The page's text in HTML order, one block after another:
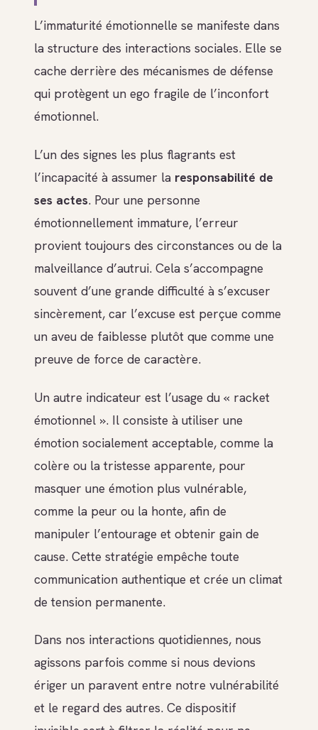
L’immaturité émotionnelle se manifeste dans
la structure des interactions sociales. Elle se
cache derrière des mécanismes de défense
qui protègent un ego fragile de l’inconfort
émotionnel.
L’un des signes les plus flagrants est
l’incapacité à assumer la responsabilité de
ses actes. Pour une personne
émotionnellement immature, l’erreur
provient toujours des circonstances ou de la
malveillance d’autrui. Cela s’accompagne
souvent d’une grande difficulté à s’excuser
sincèrement, car l’excuse est perçue comme
un aveu de faiblesse plutôt que comme une
preuve de force de caractère.
Un autre indicateur est l’usage du « racket
émotionnel ». Il consiste à utiliser une
émotion socialement acceptable, comme la
colère ou la tristesse apparente, pour
masquer une émotion plus vulnérable,
comme la peur ou la honte, afin de
manipuler l’entourage et obtenir gain de
cause. Cette stratégie empêche toute
communication authentique et crée un climat
de tension permanente.
Dans nos interactions quotidiennes, nous
agissons parfois comme si nous devions
ériger un paravent entre notre vulnérabilité
et le regard des autres. Ce dispositif